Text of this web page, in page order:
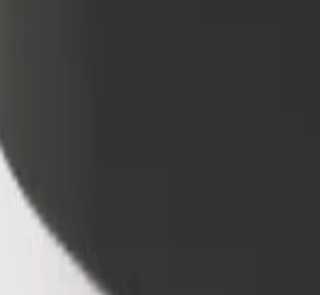
Станете куриер
Доставяйте храна и ще получавате
изплащане на дължимата ви сума всяка